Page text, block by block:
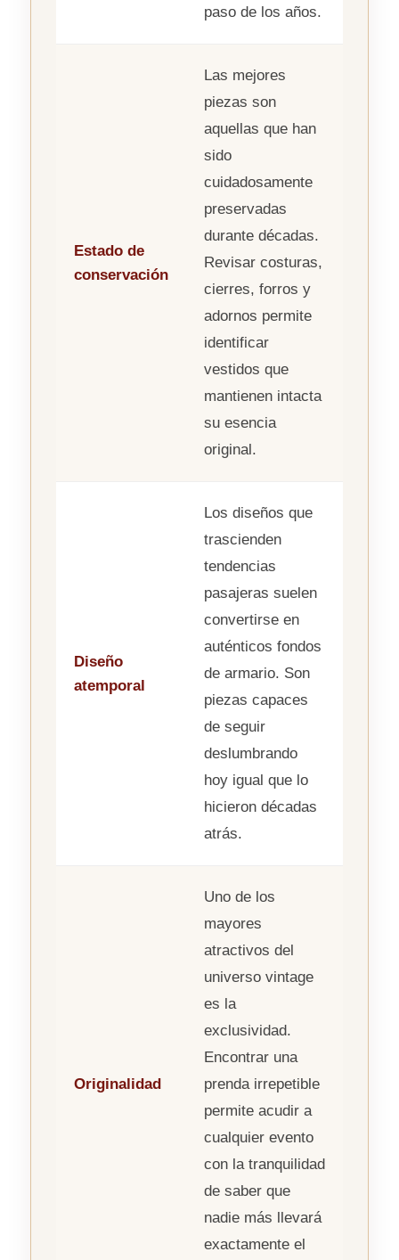
paso de los años.
Estado de
conservación
Las mejores
piezas son
aquellas que han
sido
cuidadosamente
preservadas
durante décadas.
Revisar costuras,
cierres, forros y
adornos permite
identificar
vestidos que
mantienen intacta
su esencia
original.
Diseño
atemporal
Los diseños que
trascienden
tendencias
pasajeras suelen
convertirse en
auténticos fondos
de armario. Son
piezas capaces
de seguir
deslumbrando
hoy igual que lo
hicieron décadas
atrás.
Originalidad
Uno de los
mayores
atractivos del
universo vintage
es la
exclusividad.
Encontrar una
prenda irrepetible
permite acudir a
cualquier evento
con la tranquilidad
de saber que
nadie más llevará
exactamente el